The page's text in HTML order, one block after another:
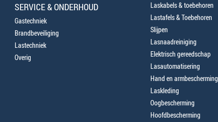
SERVICE & ONDERHOUD
Gastechniek
Brandbeveiliging
Lastechniek
Overig
Laskabels & toebehoren
Lastafels & Toebehoren
Slijpen
Lasnaadreiniging
Elektrisch gereedschap
Lasautomatisering
Hand en armbescherming
Laskleding
Oogbescherming
Hoofdbescherming